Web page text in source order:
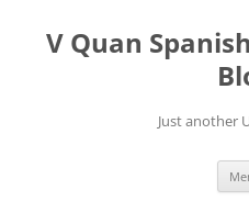
content
V Quan
Just another